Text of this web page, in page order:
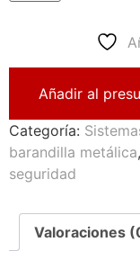
Añadir al
Categoría:
barandilla metálica,
seguridad
Valoraciones